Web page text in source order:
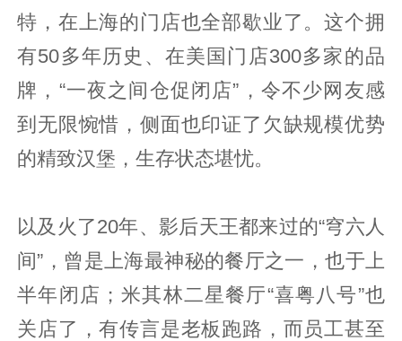
特，在上海的门店也全部歇业了。这个拥
有50多年历史、在美国门店300多家的品
牌，“一夜之间仓促闭店”，令不少网友感
到无限惋惜，侧面也印证了欠缺规模优势
的精致汉堡，生存状态堪忧。
以及火了20年、影后天王都来过的“穹六人
间”，曾是上海最神秘的餐厅之一，也于上
半年闭店；米其林二星餐厅“喜粤八号”也
关店了，有传言是老板跑路，而员工甚至